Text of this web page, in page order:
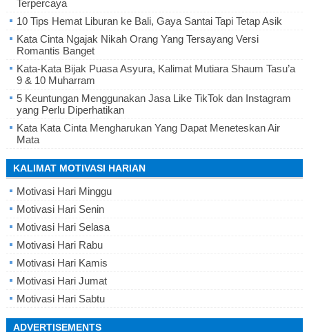
Terpercaya
10 Tips Hemat Liburan ke Bali, Gaya Santai Tapi Tetap Asik
Kata Cinta Ngajak Nikah Orang Yang Tersayang Versi
Romantis Banget
Kata-Kata Bijak Puasa Asyura, Kalimat Mutiara Shaum Tasu’a
9 & 10 Muharram
5 Keuntungan Menggunakan Jasa Like TikTok dan Instagram
yang Perlu Diperhatikan
Kata Kata Cinta Mengharukan Yang Dapat Meneteskan Air
Mata
KALIMAT MOTIVASI HARIAN
Motivasi Hari Minggu
Motivasi Hari Senin
Motivasi Hari Selasa
Motivasi Hari Rabu
Motivasi Hari Kamis
Motivasi Hari Jumat
Motivasi Hari Sabtu
ADVERTISEMENTS